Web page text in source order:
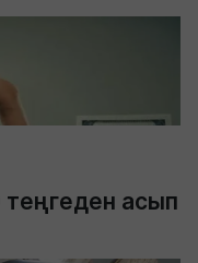
асып